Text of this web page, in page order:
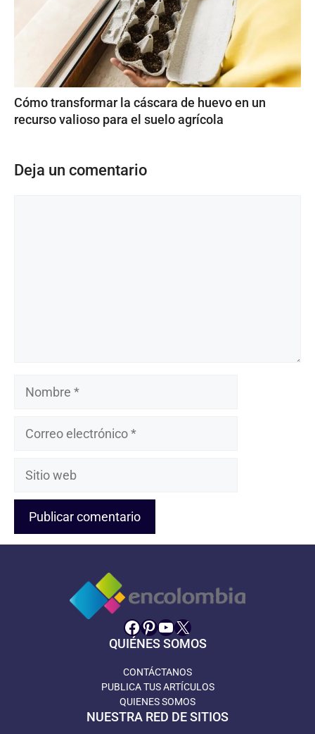
Cómo transformar la cáscara de huevo en un
recurso valioso para el suelo agrícola
Deja un comentario
Nombre
Sitio
Facebook
Pinterest
YouTube
X
QUIÉNES SOMOS
CONTÁCTANOS
PUBLICA TUS ARTÍCULOS
QUIENES SOMOS
NUESTRA RED DE SITIOS